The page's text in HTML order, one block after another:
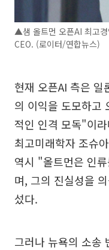
▲샘 올트먼 오픈AI 최고경
CEO. (로이터/연합뉴스)
현재 오픈AI 측은
의 이익을 도모하고
적인 인격 모독"이
최고미래학자 조슈
역시 "올트먼은 인
며, 그의 진실성을
섰다.
그러나 뉴욕의 소송